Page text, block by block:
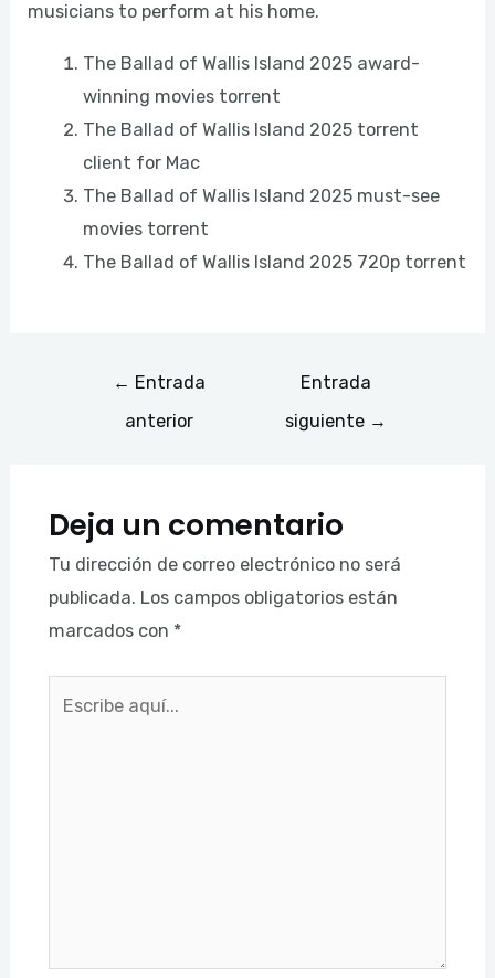
musicians to perform at his home.
The Ballad of Wallis Island 2025 award-
winning movies torrent
The Ballad of Wallis Island 2025 torrent
client for Mac
The Ballad of Wallis Island 2025 must-see
movies torrent
The Ballad of Wallis Island 2025 720p torrent
← Entrada
anterior
Entrada
siguiente →
Deja un comentario
Tu dirección de correo electrónico no será
publicada. Los campos obligatorios están
marcados con *